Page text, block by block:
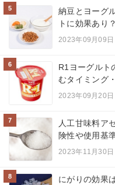
5
納豆とヨーグ
トに効果あり
2023年09月09日
6
R1ヨーグルト
むタイミング
2023年09月20日
7
人工甘味料ア
険性や使用基
2023年11月30日
8
にがりの効果